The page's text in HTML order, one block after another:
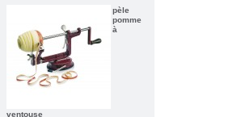
pèle
pomme
à
ventouse